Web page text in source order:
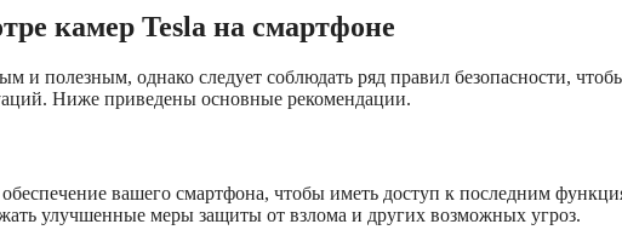
камер Tesla на смартфоне
и полезным, однако следует соблюдать ряд правил безопасности,
Ниже приведены основные рекомендации.
вашего смартфона, чтобы иметь доступ к последним
улучшенные меры защиты от взлома и других возможных угроз.